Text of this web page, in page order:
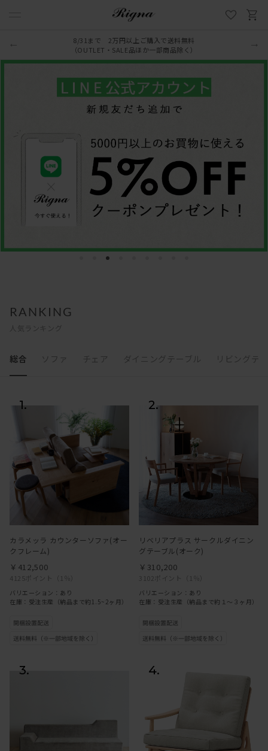
LINE新規追加でクーポンプレゼント
8/31まで 2万円以上ご購入で送料無料
（OUTLET・SALE品ほか一部商品除く）
RANKING
人気ランキング
総合 ソファ チェア ダイニングテーブル リビングテ
カラメッラ カウンターソファ(オー
クフレーム)
4125ポイント （1％）
￥412,500
バリエーション：あり
在庫：受注生産（納品まで約1.5~2ヶ月）
リベリアプラス サークルダイニン
グテーブル(オーク)
3102ポイント （1％）
￥310,200
バリエーション：あり
在庫：受注生産（納品まで約１～３ヶ月）